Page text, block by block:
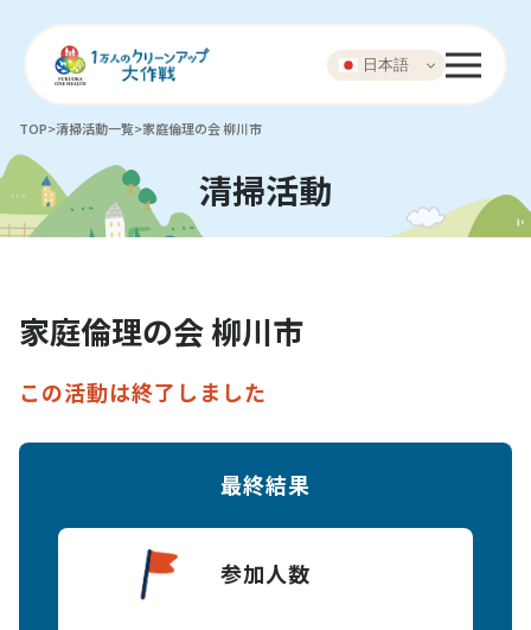
日本語
TOP>清掃活動一覧>家庭倫理の会 柳川市
清掃活動
家庭倫理の会 柳川市
この活動は終了しました
最終結果
参加人数